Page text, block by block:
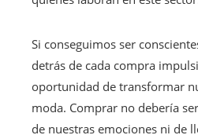
Si conseguimos ser
detrás de cada compra
oportunidad de transformar
moda. Comprar no debería
de nuestras emociones ni de